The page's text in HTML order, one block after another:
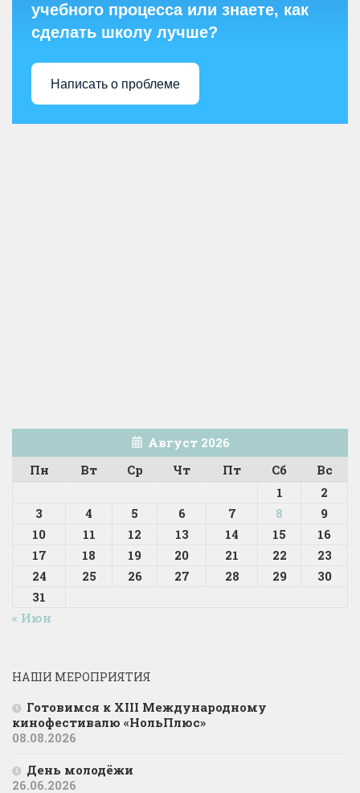
учебного процесса или знаете, как
сделать школу лучше?
Написать о проблеме
Август 2026
Пн
Вт Ср Чт Пт Сб
Вс
1
2
3
4 5 6 7 8
9
10
11 12 13 14 15
16
17
18 19 20 21 22
23
24
25 26 27 28 29
30
31
« Июн
НАШИ МЕРОПРИЯТИЯ
Готовимся к XIII Международному
кинофестивалю «НольПлюс»
08.08.2026
День молодёжи
26.06.2026